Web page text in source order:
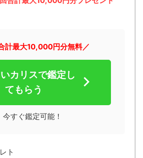
計最大10,000円分無料／
カリスで鑑定し
てもらう
今すぐ鑑定可能！
ト